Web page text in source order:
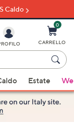
Caldo
0
CARRELLO
Estate